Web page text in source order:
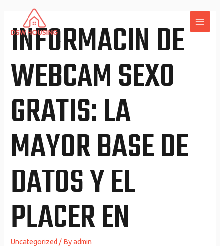
content
INFORMACIN DE
WEBCAM SEXO
GRATIS: LA
MAYOR BASE DE
DATOS Y EL
PLACER EN
Uncategorized / Byadmin